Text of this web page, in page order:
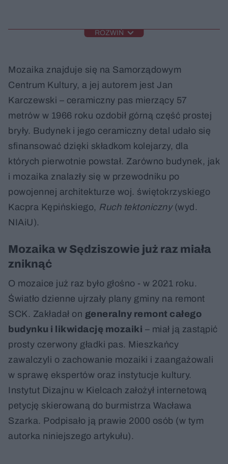
ROZWIŃ
Mozaika znajduje się na Samorządowym
Centrum Kultury, a jej autorem jest Jan
Karczewski – ceramiczny pas mierzący 57
metrów w 1966 roku ozdobił górną część prostej
bryły. Budynek i jego ceramiczny detal udało się
sfinansować dzięki składkom kolejarzy, dla
których pierwotnie powstał. Zarówno budynek, jak
i mozaika znalazły się w przewodniku po
powojennej architekturze woj. świętokrzyskiego
Kacpra Kępińskiego, Ruch tektoniczny(wyd.
NIAiU).
Mozaika w Sędziszowie już raz miała
zniknąć
O mozaice już raz było głośno - w 2021 roku.
Światło dzienne ujrzały plany gminy na remont
SCK. Zakładał on generalny remont całego
budynku i likwidację mozaiki – miał ją zastąpić
prosty czerwony gładki pas. Mieszkańcy
zawalczyli o zachowanie mozaiki i zaangażowali
w sprawę ekspertów oraz instytucje kultury.
Instytut Dizajnu w Kielcach założył internetową
petycję skierowaną do burmistrza Wacława
Szarka. Podpisało ją prawie 2000 osób (w tym
autorka niniejszego artykułu).